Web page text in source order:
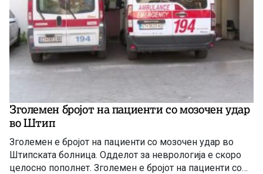
Зголемен бројот на пациенти со мозочен удар
во Штип
Зголемен е бројот на пациенти со мозочен удар во
Штипската болница. Одделот за неврологија е скоро
целосно пополнет. Зголемен е бројот на пациенти со